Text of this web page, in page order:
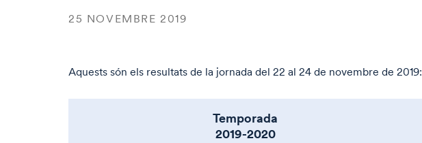
25 NOVEMBRE 2019
Aquests són els resultats de la jornada del 22 al 24 de novembre de 2019:
Temporada
2019-2020